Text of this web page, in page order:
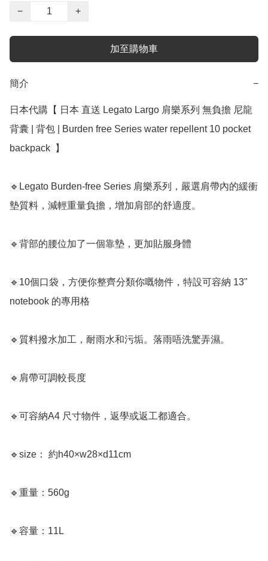
−
+
加至購物車
簡介 −
日本代購【 日本 直送 Legato Largo 肩樂系列 無負擔 尼龍
背囊 | 背包 | Burden free Series water repellent 10 pocket
backpack  】 ﻿
🔹Legato Burden-free Series 肩樂系列，嚴選肩帶內的緩衝
墊質料，減輕重量負擔，增加肩部的舒適度。
🔹背部的腰位加了一個靠墊，更加貼服身體
🔹10個口袋，方便你整齊分類你嘅物件，特設可容納 13"
notebook 的專用格
🔹質料撥水加工，耐雨水和污垢。落雨唔洗驚弄濕。
🔹肩帶可調較長度
🔹可容納A4 尺寸物件，返學或返工都適合。
🔹size： 約h40×w28×d11cm
🔹重量：560g
🔹容量：11L